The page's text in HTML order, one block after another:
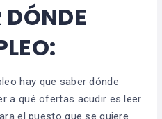
hay que saber dónde
a qué ofertas acudir es leer
el puesto que se quiere